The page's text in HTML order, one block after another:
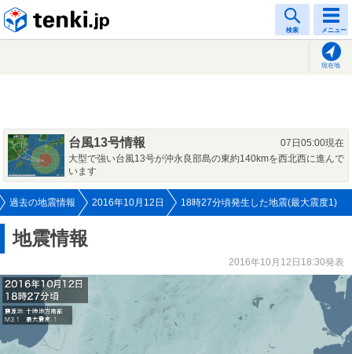
検索 メニュー
現在地
台風13号情報
07日05:00現在
大型で強い台風13号が沖永良部島の東約140kmを西北西に進んで
います
過去の地震情報 2016年10月12日 18時27分頃発生した地震(最大震度1)
地震情報
2016年10月12日18:30発表